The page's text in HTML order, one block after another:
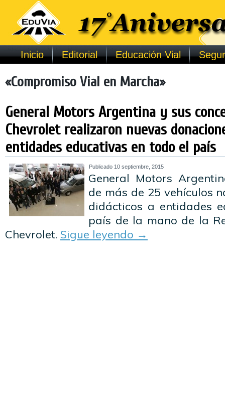
Inicio Editorial Educación Vial
«Compromiso Vial en Marcha»
General Motors Argentina y sus
Chevrolet realizaron nuevas
entidades educativas en todo el país
Publicado 10 septiembre, 2015
General Motors
de más de 25 vehículos
didácticos a entidades
país de la mano de la
Chevrolet. Sigue leyendo →